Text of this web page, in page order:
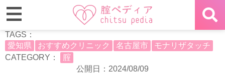
TAGS：
愛知県
おすすめクリニック 名古屋市
モナリザタッチ
CATEGORY：
腟
公開日：2024/08/09